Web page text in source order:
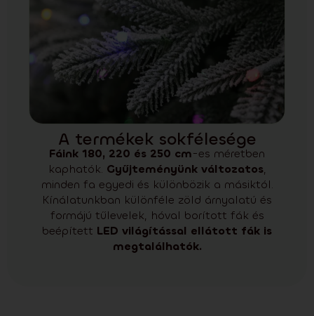
A termékek sokfélesége
Fáink 180, 220 és 250 cm-es méretben
kaphatók. Gyűjteményünk változatos,
minden fa egyedi és különbözik a másiktól.
Kínálatunkban különféle zöld árnyalatú és
formájú tűlevelek, hóval borított fák és
beépített LED világítással ellátott fák is
megtalálhatók.